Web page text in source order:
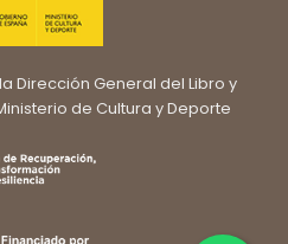
Dirección General del Libro y
de Cultura y Deporte